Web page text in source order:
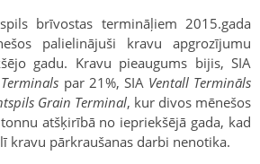
brīvostas termināļiem 2015.gada
palielinājuši kravu apgrozījumu
gadu. Kravu pieaugums bijis, SIA
par 21%, SIA Ventall Termināls
Grain Terminal, kur divos mēnešos
atšķirībā no iepriekšējā gada, kad
kravu pārkraušanas darbi nenotika.